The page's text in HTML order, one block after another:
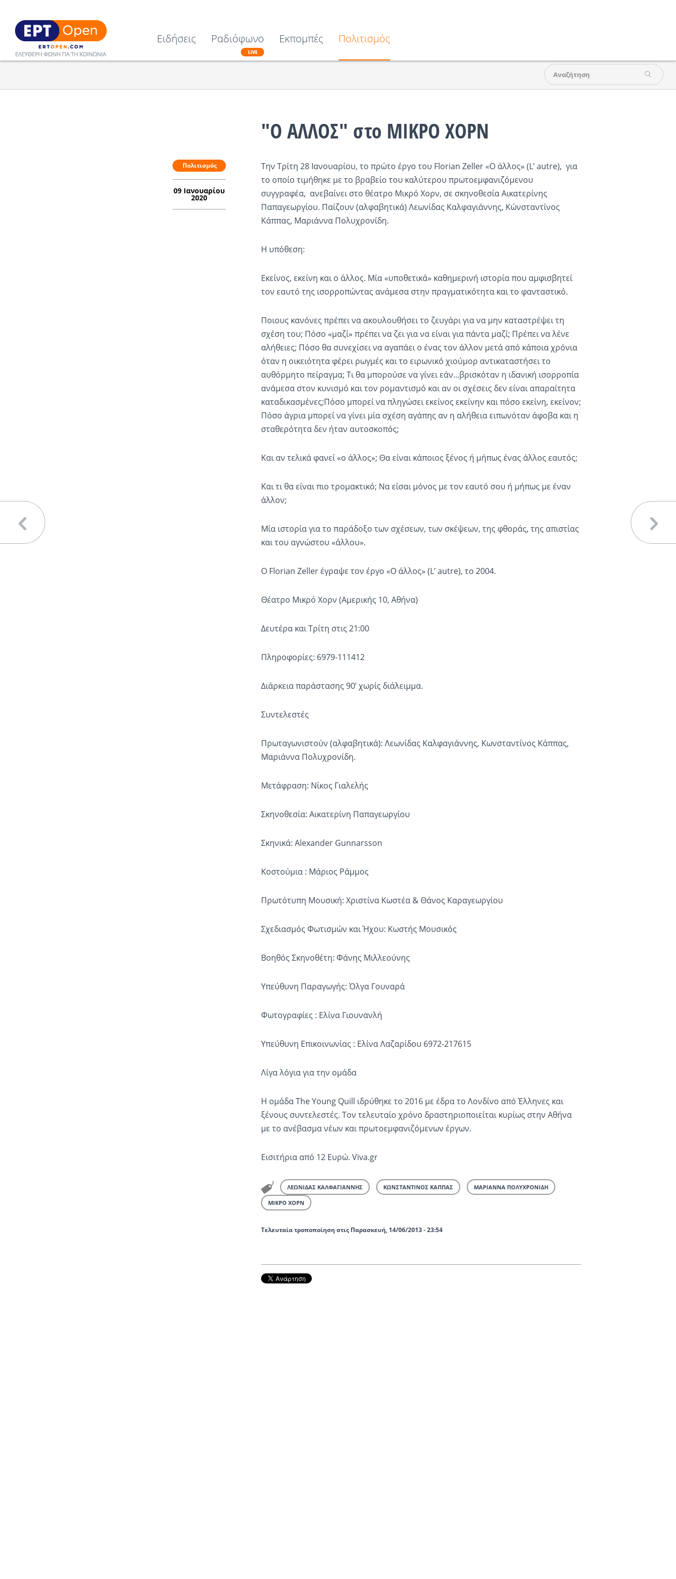
Ειδήσεις Ραδιόφωνο
LIVE
Εκπομπές Πολιτισμός
"Ο ΑΛΛΟΣ" στο MIKΡΟ ΧΟΡΝ
Πολιτισμός
09 Ιανουαρίου
2020
Την Τρίτη 28 Ιανουαρίου, το πρώτο έργο του Florian Zeller«Ο άλλος» (L’autre), για
το οποίο τιμήθηκε με το βραβείο του καλύτερου πρωτοεμφανιζόμενου
συγγραφέα, ανεβαίνει στο θέατρο Μικρό Χορν, σε σκηνοθεσία Αικατερίνης
Παπαγεωργίου. Παίζουν (αλφαβητικά) Λεωνίδας Καλφαγιάννης, Κώνσταντίνος
Κάππας, Μαριάννα Πολυχρονίδη.
H υπόθεση:
Εκείνος, εκείνη και ο άλλος. Μία «υποθετικά» καθημερινή ιστορία που αμφισβητεί
τον εαυτό της ισορροπώντας ανάμεσα στην πραγματικότητα και το φανταστικό.
Ποιους κανόνες πρέπει να ακουλουθήσει το ζευγάρι για να μην καταστρέψει τη
σχέση του; Πόσο «μαζί» πρέπει να ζει για να είναι για πάντα μαζί; Πρέπει να λένε
αλήθειες; Πόσο θα συνεχίσει να αγαπάει ο ένας τον άλλον μετά από κάποια χρόνια
όταν η οικειότητα φέρει ρωγμές και το ειρωνικό χιούμορ αντικαταστήσει το
αυθόρμητο πείραγμα; Τι θα μπορούσε να γίνει εάν...βρισκόταν η ιδανική ισορροπία
ανάμεσα στον κυνισμό και τον ρομαντισμό και αν οι σχέσεις δεν είναι απαραίτητα
καταδικασμένες;Πόσο μπορεί να πληγώσει εκείνος εκείνην και πόσο εκείνη, εκείνον;
Πόσο άγρια μπορεί να γίνει μία σχέση αγάπης αν η αλήθεια ειπωνόταν άφοβα και η
σταθερότητα δεν ήταν αυτοσκοπός;
Και αν τελικά φανεί «ο άλλος»; Θα είναι κάποιος ξένος ή μήπως ένας άλλος εαυτός;
Και τι θα είναι πιο τρομακτικό; Να είσαι μόνος με τον εαυτό σου ή μήπως με έναν
άλλον;
Μία ιστορία για το παράδοξο των σχέσεων, των σκέψεων, της φθοράς, της απιστίας
και του αγνώστου «άλλου».
Ο Florian Zellerέγραψε τον έργο «Ο άλλος» (L’autre), το 2004.
Θέατρο Μικρό Χορν (Αμερικής 10, Αθήνα)
Δευτέρα και Τρίτη στις 21:00
Πληροφορίες: 6979-111412
Διάρκειαπαράστασης 90’ χωρίς διάλειμμα.
Συντελεστές
Πρωταγωνιστούν (αλφαβητικά): Λεωνίδας Καλφαγιάννης, Κωνσταντίνος Κάππας,
Μαριάννα Πολυχρονίδη.
Μετάφραση: Νίκος Γιαλελής
Σκηνοθεσία: Αικατερίνη Παπαγεωργίου
Σκηνικά: Alexander Gunnarsson
Κοστούμια : Μάριος Ράμμος
Πρωτότυπη Μουσική: Χριστίνα Κωστέα & Θάνος Καραγεωργίου
Σχεδιασμός Φωτισμών και Ήχου: Κωστής Μουσικός
Βοηθός Σκηνοθέτη: Φάνης Μιλλεούνης
Υπεύθυνη Παραγωγής: Όλγα Γουναρά
Φωτογραφίες : Ελίνα Γιουνανλή
Υπεύθυνη Επικοινωνίας : Ελίνα Λαζαρίδου 6972-217615
Λίγα λόγια για την ομάδα
Η ομάδαThe Young Quill ιδρύθηκε το 2016 με έδρα το Λονδίνο από Έλληνες και
ξένους συντελεστές. Τον τελευταίο χρόνο δραστηριοποιείται κυρίως στην Αθήνα
με το ανέβασμα νέων και πρωτοεμφανιζόμενων έργων.
Εισιτήριααπό 12 Ευρώ. Viva.gr
ΛΕΩΝΙΔΑΣ ΚΑΛΦΑΓΙΑΝΝΗΣ ΚΩΝΣΤΑΝΤΙΝΟΣ ΚΑΠΠΑΣ ΜΑΡΙΑΝΝΑ ΠΟΛΥΧΡΟΝΙΔΗ
ΜΙΚΡΟ ΧΟΡΝ
Τελευταία τροποποίηση στις Παρασκευή, 14/06/2013 - 23:54